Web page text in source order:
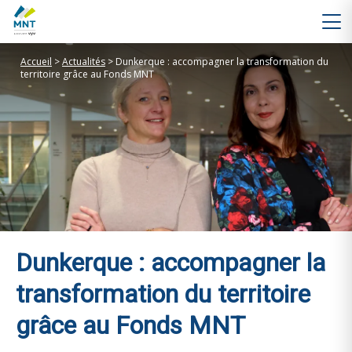
Accueil >Actualités > Dunkerque : accompagner la transformation du
territoire grâce au Fonds MNT
Dunkerque : accompagner la
transformation du territoire
grâce au Fonds MNT